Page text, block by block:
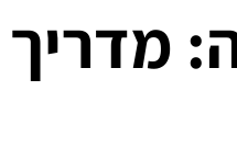
מדריך